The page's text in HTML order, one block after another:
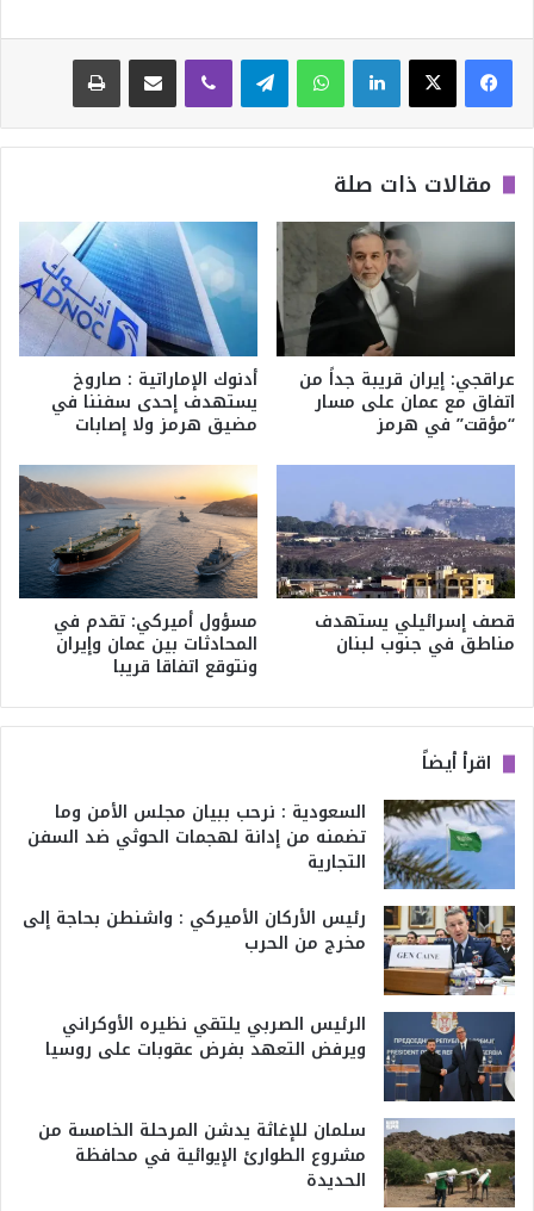
لينكدإن واتساب تيلقرام
مقالات ذات صلة
عراقجي: إيران قريبة جداً من
اتفاق مع عمان على مسار
“مؤقت” في هرمز
أدنوك الإماراتية : صاروخ
يستهدف إحدى سفننا في
مضيق هرمز ولا إصابات
قصف إسرائيلي يستهدف
مناطق في جنوب لبنان
مسؤول أميركي: تقدم في
المحادثات بين عمان وإيران
ونتوقع اتفاقا قريبا
اقرأ أيضاً
السعودية : نرحب ببيان مجلس الأمن وما
تضمنه من إدانة لهجمات الحوثي ضد السفن
التجارية
رئيس الأركان الأميركي : واشنطن بحاجة إلى
مخرج من الحرب
الرئيس الصربي يلتقي نظيره الأوكراني
ويرفض التعهد بفرض عقوبات على روسيا
سلمان للإغاثة يدشن المرحلة الخامسة من
مشروع الطوارئ الإيوائية في محافظة
الحديدة